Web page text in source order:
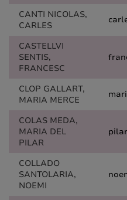
CANTI NICOLAS,
CARLES
CASTELLVI
SENTIS,
FRANCESC
CLOP GALLART,
MARIA MERCE
COLAS MEDA,
MARIA DEL
PILAR
COLLADO
SANTOLARIA,
NOEMI